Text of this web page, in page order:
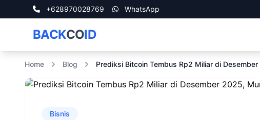
+628970028769 WhatsApp
BACKCOID
Home Blog Prediksi Bitcoin Tembus Rp2 Miliar di
Bisnis